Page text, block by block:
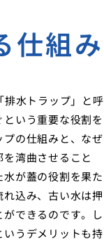
仕組み
水トラップ」と呼
いう重要な役割を
の仕組みと、なぜ
湾曲させること
が蓋の役割を果た
込み、古い水は押
できるのです。し
うデメリットも持